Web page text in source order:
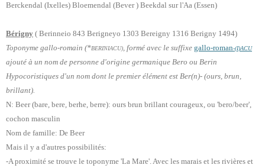
Berckendal (Ixelles) Bloemendal (Bever ) Beekdal sur l'Aa (Essen)
Bérigny ( Berinneio 843 Berigneyo 1303 Bereigny 1316 Berigny 1494)
Toponyme gallo-romain (*BERINIACU), formé avec le suffixe gallo-roman-(I)ACU
ajouté à un nom de personne d'origine germanique Bero ou Berin
Hypocoristiques d'un nom dont le premier élément est Ber(n)- (ours, brun,
brillant).
N: Beer (bare, bere, berhe, berre): ours brun brillant courageux, ou 'bero/beer',
cochon masculin
Nom de famille: De Beer
Mais il y a d'autres possibilités:
-A proximité se trouve le toponyme 'La Mare'. Avec les marais et les rivières et